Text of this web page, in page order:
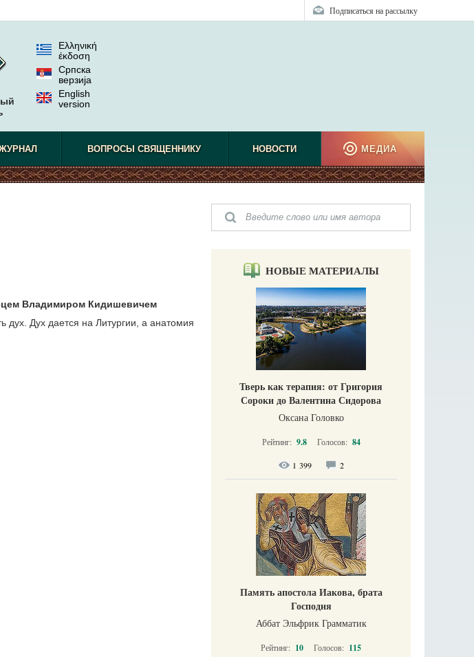
Подписаться на рассылку
Ελληνική
έκδοση
Српска
верзиjа
English
version
ВОПРОСЫ СВЯЩЕННИКУ НОВОСТИ МЕДИА
Владимиром Кидишевичем
Дух дается на Литургии, а анатомия
НОВЫЕ МАТЕРИАЛЫ
Тверь как терапия: от Григория
Сороки до Валентина Сидорова
Оксана Головко
Рейтинг: 9.8 Голосов: 84
1 399 2
Память апостола Иакова, брата
Господня
Аббат Эльфрик Грамматик
Рейтинг: 10 Голосов: 115